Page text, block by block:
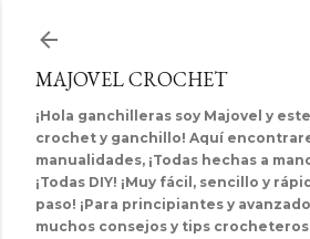
MAJOVEL CROCHET
¡Hola ganchilleras soy Majovel y
crochet y ganchillo! Aquí
manualidades, ¡Todas hechas a
¡Todas DIY! ¡Muy fácil, sencillo y
paso! ¡Para principiantes y
muchos consejos y tips